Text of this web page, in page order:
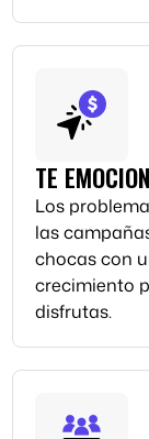
TE
Los
las
chocas con
crecimiento
disfrutas.